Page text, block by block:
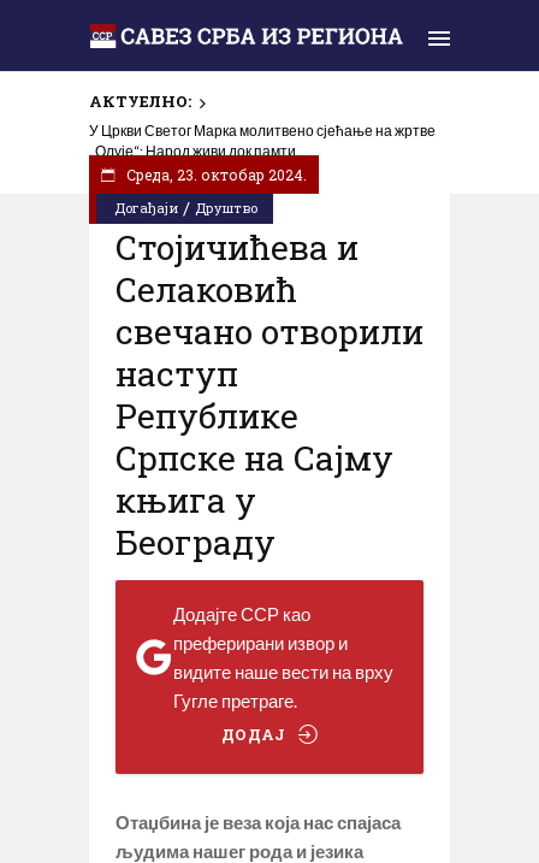
АКТУЕЛНО:
У Цркви Светог Марка молитвено сјећање на жртве
„Олује“: Народ живи док памти
Линта: Томпсон и 30.000 Хрвата славили у Шибенику
прогон и убијање Срба у злочиначкој акцији „Олуја”
Догађаји / Друштво
Cреда, 23. октобар 2024.
Стојичићева и
Селаковић
свечано отворили
наступ
Републике
Српске на Сајму
књига у
Београду
Додајте ССР као
преферирани извор и
видите наше вести на врху
Гугле претраге.
ДОДАЈ
Отаџбина је веза која нас спајаса
људима нашег рода и језика